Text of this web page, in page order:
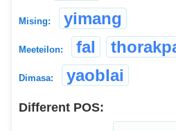
Mising: yimang
Meeteilon: fal
Dimasa: yaoblai
Different POS: